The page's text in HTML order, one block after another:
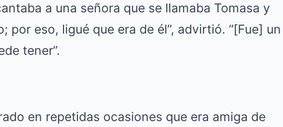
a una señora que se llamaba Tomasa y
por eso, ligué que era de él”, advirtió. “[Fue] un
tener”.
en repetidas ocasiones que era amiga de